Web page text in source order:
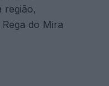
região,
do Mira